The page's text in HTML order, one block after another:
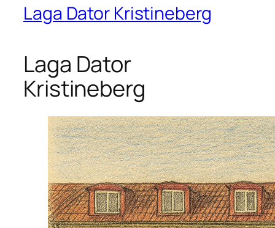
Laga Dator Kristineberg
Laga Dator
Kristineberg